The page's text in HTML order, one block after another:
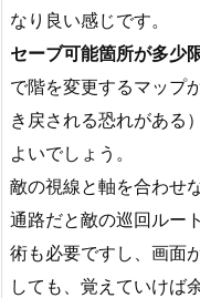
なり良い感じです。
セーブ可能箇所が多少
で階を変更するマップ
き戻される恐れがある
よいでしょう。
敵の視線と軸を合わせ
通路だと敵の巡回ルー
術も必要ですし、画面
しても、覚えていけば